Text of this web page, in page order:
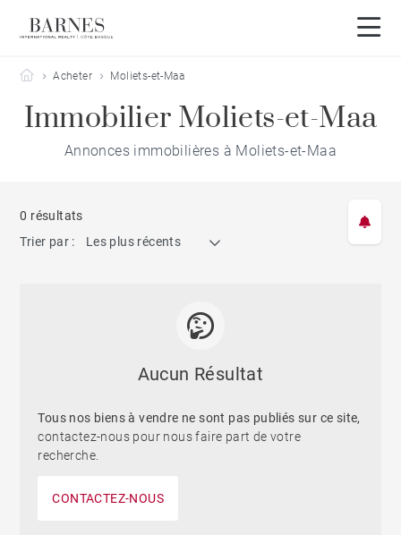
Barnes Côte Basque
Acheter Moliets-et-Maa
Immobilier Moliets-et-Maa
Annonces immobilières à Moliets-et-Maa
0 résultats
Trier par :
Les plus récents
Aucun Résultat
Tous nos biens à vendre ne sont pas publiés sur ce site,
contactez-nous pour nous faire part de votre
recherche.
CONTACTEZ-NOUS